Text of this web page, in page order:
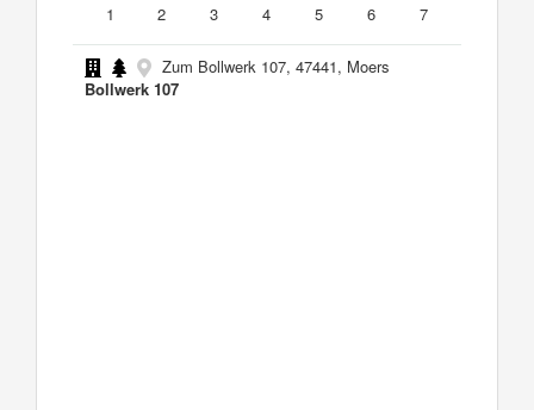
1
2 3 4 5 6 7
Zum Bollwerk 107, 47441, Moers
Bollwerk 107